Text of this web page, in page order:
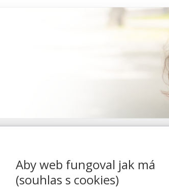
Aby web fungoval jak má
(souhlas s cookies)